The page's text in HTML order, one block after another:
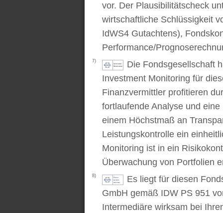
vor. Der Plausibilitätscheck
wirtschaftliche Schlüssigkeit
IdWS4 Gutachtens),
Performance/
7)
Die Fondsgesellschaft
Investment Monitoring für
Finanzvermittler profitieren
fortlaufende Analyse und
einem Höchstmaß an
Leistungskontrolle ein
Monitoring ist in ein
Überwachung von Portfolien
8)
Es liegt für diesen
GmbH gemäß IDW PS 951
Intermediäre wirksam bei